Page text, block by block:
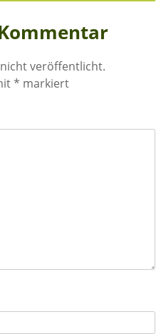
veröffentlicht.
* markiert